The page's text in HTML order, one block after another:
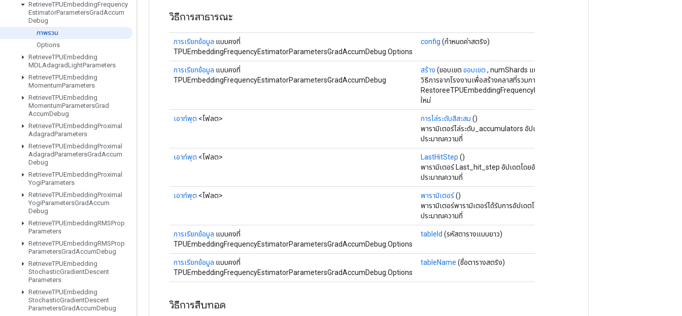
RetrieveTPUEmbeddingFrequency
EstimatorParametersGradAccum
Debug
ภาพรวม
Options
RetrieveTPUEmbedding
MDLAdagradLightParameters
RetrieveTPUEmbedding
MomentumParameters
RetrieveTPUEmbedding
MomentumParametersGrad
AccumDebug
RetrieveTPUEmbeddingProximal
AdagradParameters
RetrieveTPUEmbeddingProximal
AdagradParametersGradAccum
Debug
RetrieveTPUEmbeddingProximal
YogiParameters
RetrieveTPUEmbeddingProximal
YogiParametersGradAccum
Debug
RetrieveTPUEmbeddingRMSProp
Parameters
RetrieveTPUEmbeddingRMSProp
ParametersGradAccumDebug
RetrieveTPUEmbedding
StochasticGradientDescent
Parameters
RetrieveTPUEmbedding
StochasticGradientDescent
ParametersGradAccumDebug
วิธีการสาธารณะ
การเรียกข้อมูล แบบคงที่
TPUEmbeddingFrequencyEstimatorParametersGradAccumDebug.Options
config (กำหนดค่าสตริง)
การเรียกข้อมูล แบบคงที่
TPUEmbeddingFrequencyEstimatorParametersGradAccumDebug
สร้าง (ขอบเขต ขอบเขต , numShards แบบยาว, ShardId แบบยาว,
วิธีการจากโรงงานเพื่อสร้างคลาสที่รวมการดำเนินการ
RestoreeTPUEmbeddingFrequencyEstimatorParametersGradAccumDebug
ใหม่
เอาท์พุต <โฟลต> การไล่ระดับสีสะสม ()
พารามิเตอร์ไล่ระดับ_accumulators อัปเดตโดยอัลกอริธึมการเพิ่มประสิทธิภาพตัว
ประมาณความถี่
เอาท์พุต <โฟลต> LastHitStep ()
พารามิเตอร์ Last_hit_step อัปเดตโดยอัลกอริธึมการหาค่าเหมาะที่สุดสำหรับตัว
ประมาณความถี่
เอาท์พุต <โฟลต> พารามิเตอร์()
พารามิเตอร์พารามิเตอร์ได้รับการอัปเดตโดยอัลกอริธึมการหาค่าเหมาะที่สุดสำหรับตัว
ประมาณความถี่
การเรียกข้อมูล แบบคงที่
TPUEmbeddingFrequencyEstimatorParametersGradAccumDebug.Options
tableId (รหัสตารางแบบยาว)
การเรียกข้อมูล แบบคงที่
TPUEmbeddingFrequencyEstimatorParametersGradAccumDebug.Options
tableName (ชื่อตารางสตริง)
วิธีการสืบทอด